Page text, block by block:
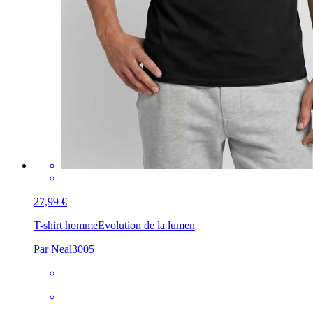
27,99 €
T-shirt hommeEvolution de la lumen
Par Neal3005